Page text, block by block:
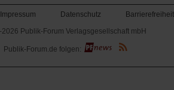
Impressum Datenschutz
Barrierefreiheit
Publik-Forum Verlagsgesellschaft mbH
(Öffnet
in
neuen
Publik-Forum.de folgen: